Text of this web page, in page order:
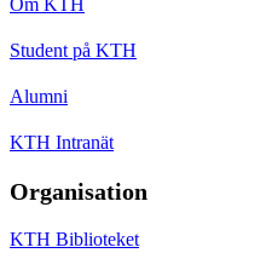
Student på KTH
Alumni
KTH Intranät
Organisation
KTH Biblioteket